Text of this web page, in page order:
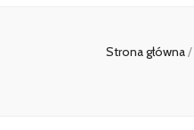
Strona główna/